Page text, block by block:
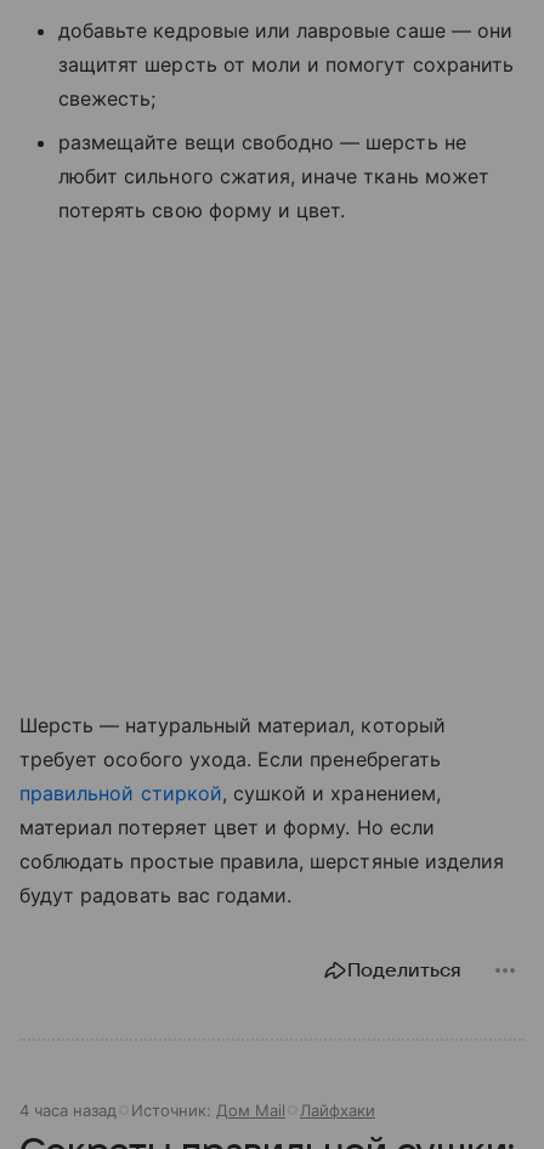
добавьте кедровые или лавровые саше — они
защитят шерсть от моли и помогут сохранить
свежесть;
размещайте вещи свободно — шерсть не
любит сильного сжатия, иначе ткань может
потерять свою форму и цвет.
Шерсть — натуральный материал, который
требует особого ухода. Если пренебрегать
правильной стиркой, сушкой и хранением,
материал потеряет цвет и форму. Но если
соблюдать простые правила, шерстяные изделия
будут радовать вас годами.
Поделиться
4 часа назад Источник: Дом Mail Лайфхаки